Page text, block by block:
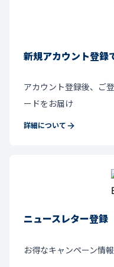
新規アカウント登録
アカウント登録後、ご
ードをお届け
詳細について
ニュースレター登録
お得なキャンペーン情